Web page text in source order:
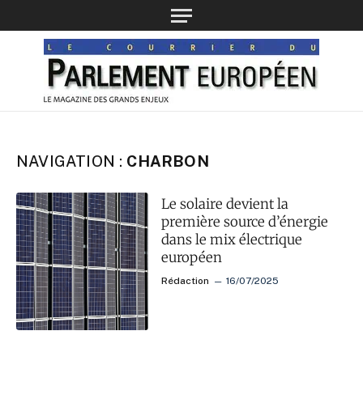
NAVIGATION : CHARBON
Le solaire devient la
première source d’énergie
dans le mix électrique
européen
Rédaction 16/07/2025